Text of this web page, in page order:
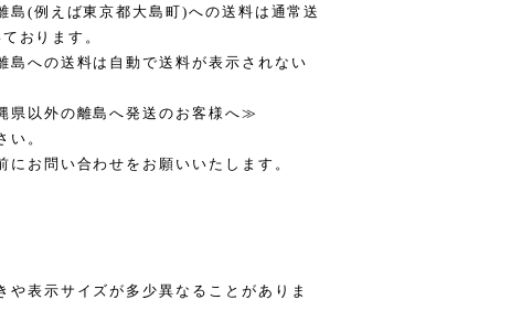
島(例えば東京都大島町)への送料は通常送
おります。
島への送料は自動で送料が表示されない
県以外の離島へ発送のお客様へ≫
い。
お問い合わせをお願いいたします。
表示サイズが多少異なることがありま